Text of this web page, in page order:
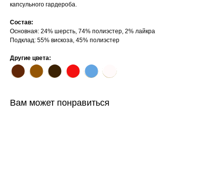
капсульного гардероба.
Состав:
Основная: 24% шерсть, 74% полиэстер, 2% лайкра
Подклад: 55% вискоза, 45% полиэстер
Другие цвета:
⬤ ⬤ ⬤ ⬤ ⬤ ⬤
Вам может понравиться